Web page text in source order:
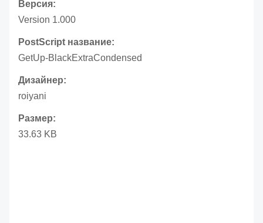
Версия:
Version 1.000
PostScript название:
GetUp-BlackExtraCondensed
Дизайнер:
roiyani
Размер:
33.63 KB